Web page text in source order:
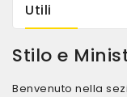
Utili
Stilo e
Benvenuto nella